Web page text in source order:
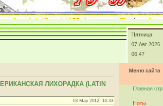
Пятница
07 Авг 2026
06:47
ЛИХОРАДКА (LATIN
03 Мар 2012, 16:33
Меню сайта
Главная
Ноты